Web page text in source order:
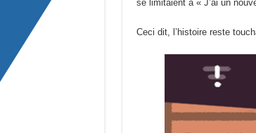
se limitaient à « J’ai un
Ceci dit, l’histoire reste